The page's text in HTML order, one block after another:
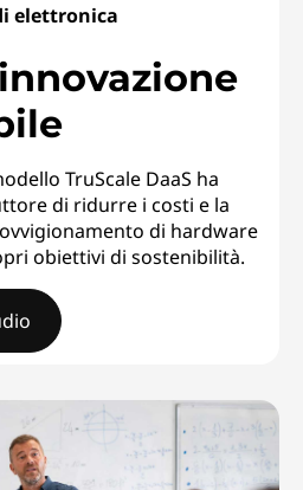
elettronica
TruScale DaaS ha
di ridurre i costi e la
di hardware
obiettivi di sostenibilità.